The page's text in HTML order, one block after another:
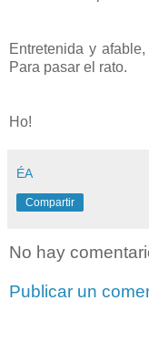
Entretenida y
Para pasar el rato.
Ho!
ÉA
Compartir
No hay
Publicar un